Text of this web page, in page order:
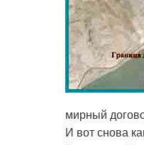
мирный
И вот снова